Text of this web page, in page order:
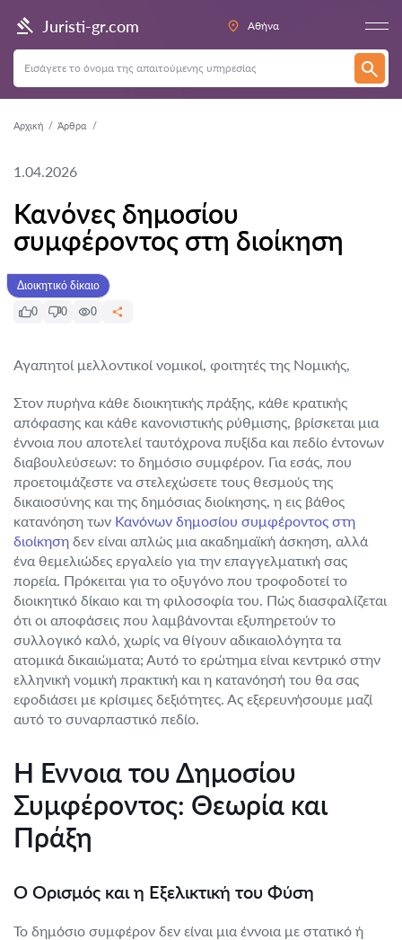
Juristi-gr.com Αθήνα
Αρχική Άρθρα
1.04.2026
Κανόνες δημοσίου
συμφέροντος στη διοίκηση
Διοικητικό δίκαιο
0
0 0
Αγαπητοί μελλοντικοί νομικοί, φοιτητές της Νομικής,
Στον πυρήνα κάθε διοικητικής πράξης, κάθε κρατικής
απόφασης και κάθε κανονιστικής ρύθμισης, βρίσκεται μια
έννοια που αποτελεί ταυτόχρονα πυξίδα και πεδίο έντονων
διαβουλεύσεων: το δημόσιο συμφέρον. Για εσάς, που
προετοιμάζεστε να στελεχώσετε τους θεσμούς της
δικαιοσύνης και της δημόσιας διοίκησης, η εις βάθος
κατανόηση των Κανόνων δημοσίου συμφέροντος στη
διοίκηση δεν είναι απλώς μια ακαδημαϊκή άσκηση, αλλά
ένα θεμελιώδες εργαλείο για την επαγγελματική σας
πορεία. Πρόκειται για το οξυγόνο που τροφοδοτεί το
διοικητικό δίκαιο και τη φιλοσοφία του. Πώς διασφαλίζεται
ότι οι αποφάσεις που λαμβάνονται εξυπηρετούν το
συλλογικό καλό, χωρίς να θίγουν αδικαιολόγητα τα
ατομικά δικαιώματα; Αυτό το ερώτημα είναι κεντρικό στην
ελληνική νομική πρακτική και η κατανόησή του θα σας
εφοδιάσει με κρίσιμες δεξιότητες. Ας εξερευνήσουμε μαζί
αυτό το συναρπαστικό πεδίο.
Η Έννοια του Δημοσίου
Συμφέροντος: Θεωρία και
Πράξη
Ο Ορισμός και η Εξελικτική του Φύση
Το δημόσιο συμφέρον δεν είναι μια έννοια με στατικό ή